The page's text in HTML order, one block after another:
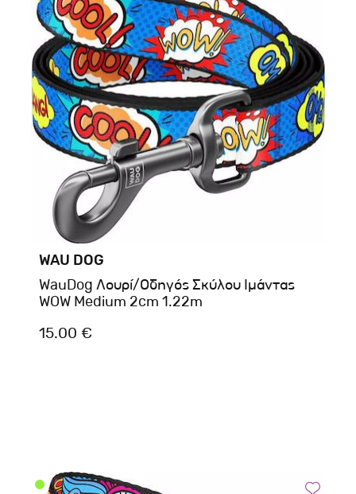
WAU DOG
WauDog Λουρί/Οδηγός Σκύλου Ιμάντας
WOW Medium 2cm 1.22m
15.00 €